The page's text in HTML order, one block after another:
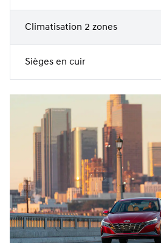
Climatisation 2 zones
Sièges en cuir